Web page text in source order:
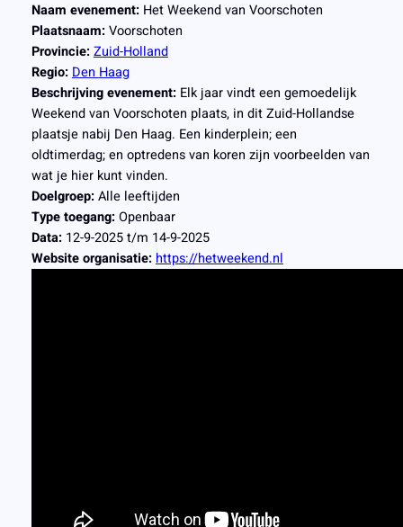
Naam evenement: Het Weekend van Voorschoten
Plaatsnaam: Voorschoten
Provincie: Zuid-Holland
Regio: Den Haag
Beschrijving evenement: Elk jaar vindt een gemoedelijk
Weekend van Voorschoten plaats, in dit Zuid-Hollandse
plaatsje nabij Den Haag. Een kinderplein; een
oldtimerdag; en optredens van koren zijn voorbeelden van
wat je hier kunt vinden.
Doelgroep: Alle leeftijden
Type toegang: Openbaar
Data: 12-9-2025 t/m 14-9-2025
Website organisatie: https://hetweekend.nl